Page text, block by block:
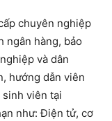
chuyên nghiệp
ngân hàng, bảo
và dân
hướng dẫn viên
viên tại
như: Điện tử, cơ